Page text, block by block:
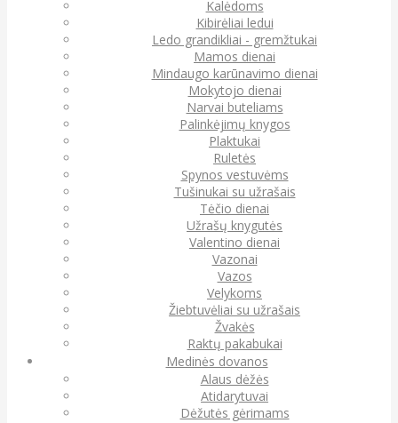
Kalėdoms
Kibirėliai ledui
Ledo grandikliai - gremžtukai
Mamos dienai
Mindaugo karūnavimo dienai
Mokytojo dienai
Narvai buteliams
Palinkėjimų knygos
Plaktukai
Ruletės
Spynos vestuvėms
Tušinukai su užrašais
Tėčio dienai
Užrašų knygutės
Valentino dienai
Vazonai
Vazos
Velykoms
Žiebtuvėliai su užrašais
Žvakės
Raktų pakabukai
Medinės dovanos
Alaus dėžės
Atidarytuvai
Dėžutės gėrimams